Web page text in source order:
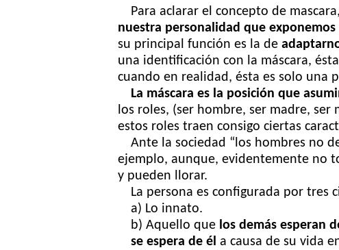
Para aclarar el concepto de
nuestra personalidad que
su principal función es la de
una identificación con la máscara, ésta
cuando en realidad, ésta es solo una
La máscara es la posición que
los roles, (ser hombre, ser madre, ser
estos roles traen consigo ciertas
Ante la sociedad “los hombres no
ejemplo, aunque, evidentemente no
y pueden llorar.
La persona es configurada por tres
a) Lo innato.
b) Aquello que los demás esperan
se espera de él a causa de su vida